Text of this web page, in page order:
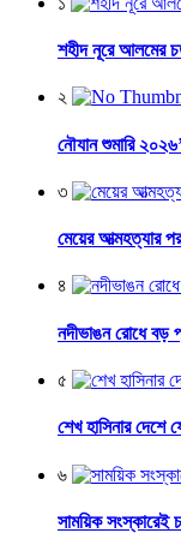
শহীদ নূরে আলমের
২
নৌযান শুমারি
৩
মেয়ের আত্মহত্যার
৪
নদীভাঙন রোধে বড়
৫
শেখ হাসিনার দেশে
৬
সাময়িক